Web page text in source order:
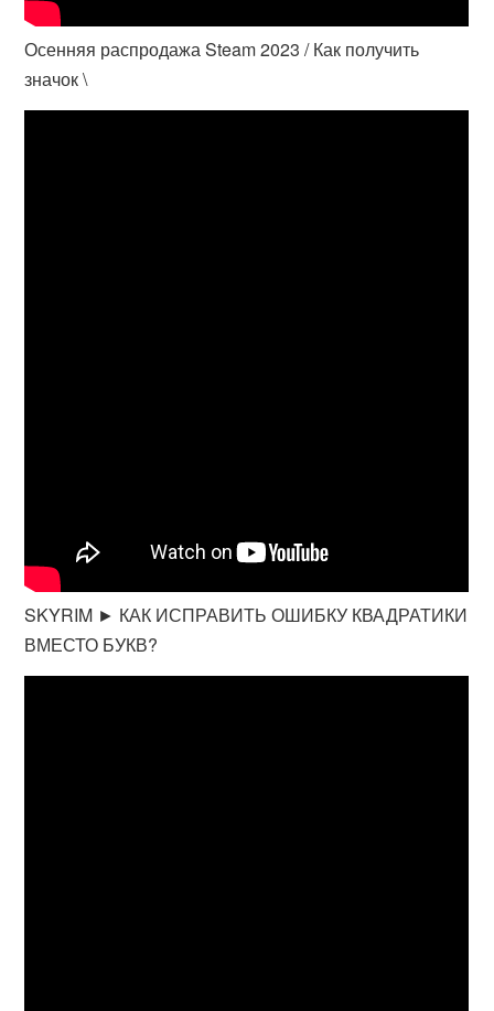
Осенняя распродажа Steam 2023 / Как получить
значок \
SKYRIM ► КАК ИСПРАВИТЬ ОШИБКУ КВАДРАТИКИ
ВМЕСТО БУКВ?